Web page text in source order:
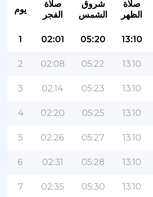
يوم
صلاة
الفجر
شروق
الشمس
صلاة
الظهر
1 02:01 05:20 13:10
2 02:08 05:22 13:10
3 02:14 05:23 13:10
4 02:20 05:25 13:10
5 02:26 05:27 13:10
6 02:31 05:28 13:10
7 02:35 05:30 13:10